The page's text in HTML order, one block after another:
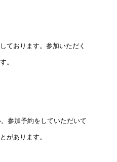
ております。参加いただく
。
参加予約をしていただいて
があります。